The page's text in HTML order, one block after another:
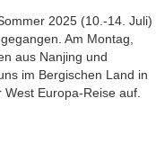
2025 (10.-14. Juli)
Am Montag,
aus Nanjing und
im Bergischen Land in
Europa-Reise auf.